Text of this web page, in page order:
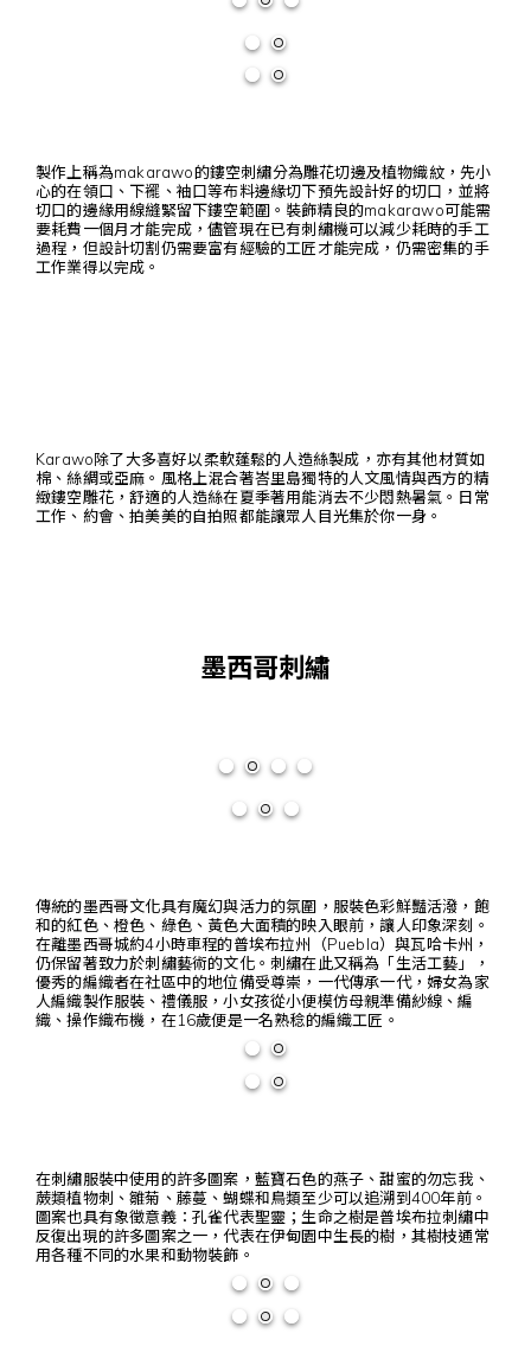
製作上稱為makarawo的鏤空刺繡分為雕花切邊及植物織紋，先小
心的在領口、下襬、袖口等布料邊緣切下預先設計好的切口，並將
切口的邊緣用線縫緊留下鏤空範圍。裝飾精良的makarawo可能需
要耗費一個月才能完成，儘管現在已有刺繡機可以減少耗時的手工
過程，但設計切割仍需要富有經驗的工匠才能完成，仍需密集的手
工作業得以完成。
Karawo除了大多喜好以柔軟蓬鬆的人造絲製成，亦有其他材質如
棉、絲綢或亞麻。風格上混合著峇里島獨特的人文風情與西方的精
緻鏤空雕花，舒適的人造絲在夏季著用能消去不少悶熱暑氣。日常
工作、約會、拍美美的自拍照都能讓眾人目光集於你一身。
墨西哥刺繡
傳統的墨西哥文化具有魔幻與活力的氛圍，服裝色彩鮮豔活潑，飽
和的紅色、橙色、綠色、黃色大面積的映入眼前，讓人印象深刻。
在離墨西哥城約4小時車程的普埃布拉州（Puebla）與瓦哈卡州，
仍保留著致力於刺繡藝術的文化。刺繡在此又稱為「生活工藝」，
優秀的編織者在社區中的地位備受尊崇，一代傳承一代，婦女為家
人編織製作服裝、禮儀服，小女孩從小便模仿母親準備紗線、編
織、操作織布機，在16歲便是一名熟稔的編織工匠。
在刺繡服裝中使用的許多圖案，藍寶石色的燕子、甜蜜的勿忘我、
蕨類植物刺、雛菊、藤蔓、蝴蝶和鳥類至少可以追溯到400年前。
圖案也具有象徵意義：孔雀代表聖靈；生命之樹是普埃布拉刺繡中
反復出現的許多圖案之一，代表在伊甸園中生長的樹，其樹枝通常
用各種不同的水果和動物裝飾。